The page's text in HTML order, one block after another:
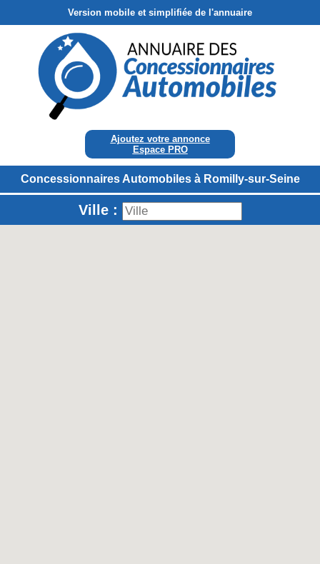
Version mobile et simplifiée de l'annuaire
Ajoutez votre annonce
Espace PRO
Concessionnaires Automobiles à Romilly-sur-Seine
Ville :